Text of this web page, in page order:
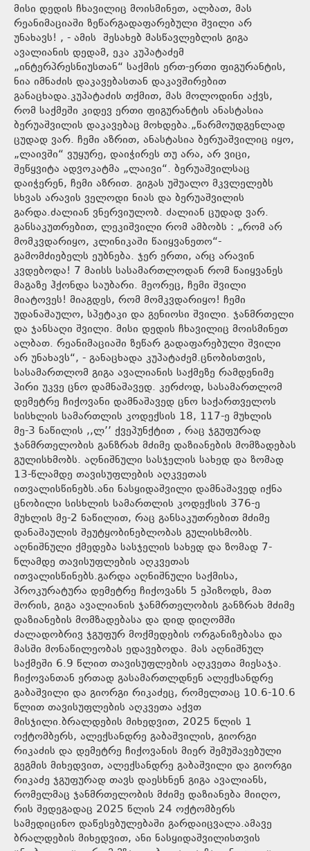
მისი დედის ჩხავილიც მოისმინეთ, ალბათ, მას
რეანიმაციაში ზეწარგადაფარებული შვილი არ
უნახავს! , - ამის შესახებ მასწავლებლის გიგა
ავალიანის დედამ, ეკა კუპატაძემ
„ინტერპრესნიუსთან“ საქმის ერთ-ერთი ფიგურანტის,
ნია იმნაძის დაკავებასთან დაკავშირებით
განაცხადა.კუპატაძის თქმით, მას მოლოდინი აქვს,
რომ საქმეში კიდევ ერთი ფიგურანტის ანასტასია
ბერუაშვილის დაკავებაც მოხდება.„წარმოუდგენლად
ცუდად ვარ. ჩემი აზრით, ანასტასია ბერუაშვილიც იყო,
„ლაივში“ ვუყურე, დაიჭირეს თუ არა, არ ვიცი,
შეწყვიტა ადვოკატმა „ლაივი“. ბერუაშვილსაც
დაიჭერენ, ჩემი აზრით. გიგას უშუალო მკვლელებს
სხვას არავის ველოდი ნიას და ბერუაშვილის
გარდა.ძალიან ვნერვიულობ. ძალიან ცუდად ვარ.
განსაკუთრებით, ლეკიშვილი რომ ამბობს : „რომ არ
მომკვდარიყო, კლინიკაში წაიყვანეთო“-
გამომძიებელს ეუბნება. ჯერ ერთი, არც არავინ
კვდებოდა! 7 მაისს სასამართლოდან რომ წაიყვანეს
მაგაზე ჰქონდა საუბარი. მეორეც, ჩემი შვილი
მიატოვეს! მიაგდეს, რომ მომკვდარიყო! ჩემი
უდანაშაულო, სპეტაკი და გენიოსი შვილი. ჯანმრთელი
და ჯანსაღი შვილი. მისი დედის ჩხავილიც მოისმინეთ
ალბათ. რეანიმაციაში ზეწარ გადაფარებული შვილი
არ უნახავს“, - განაცხადა კუპატაძემ.ცნობისთვის,
სასამართლომ გიგა ავალიანის საქმეზე რამდენიმე
პირი უკვე ცნო დამნაშავედ. კერძოდ, სასამართლომ
დემეტრე ჩიქოვანი დამნაშავედ ცნო საქართველოს
სისხლის სამართლის კოდექსის 18, 117-ე მუხლის
მე-3 ნაწილის ,,ლ’’ ქვეპუნქტით , რაც ჯგუფურად
ჯანმრთელობის განზრახ მძიმე დაზიანების მომზადებას
გულისხმობს. აღნიშნული სასჯელის სახედ და ზომად
13-წლამდე თავისუფლების აღკვეთას
ითვალისწინებს.ანი ნასყიდაშვილი დამნაშავედ იქნა
ცნობილი სისხლის სამართლის კოდექსის 376-ე
მუხლის მე-2 ნაწილით, რაც განსაკუთრებით მძიმე
დანაშაულის შეუტყობინებლობას გულისხმობს.
აღნიშნული ქმედება სასჯელის სახედ და ზომად 7-
წლამდე თავისუფლების აღკვეთას
ითვალისწინებს.გარდა აღნიშნული საქმისა,
პროკურატურა დემეტრე ჩიქოვანს 5 ეპიზოდს, მათ
შორის, გიგა ავალიანის ჯანმრთელობის განზრახ მძიმე
დაზიანების მომზადებასა და დიდ დიღომში
ძალადობრივ ჯგუფურ მოქმედების ორგანიზებასა და
მასში მონაწილეობას ედავებოდა. მას აღნიშნულ
საქმეში 6.9 წლით თავისუფლების აღკვეთა მიესაჯა.
ჩიქოვანთან ერთად გასამართლდნენ ალექსანდრე
გაბაშვილი და გიორგი რიკაძეც, რომელთაც 10.6-10.6
წლით თავისუფლების აღკვეთა აქვთ
მისჯილი.ბრალდების მიხედვით, 2025 წლის 1
ოქტომბერს, ალექსანდრე გაბაშვილის, გიორგი
რიკაძის და დემეტრე ჩიქოვანის მიერ შემუშავებული
გეგმის მიხედვით, ალექსანდრე გაბაშვილი და გიორგი
რიკაძე ჯგუფურად თავს დაესხნენ გიგა ავალიანს,
რომელმაც ჯანმრთელობის მძიმე დაზიანება მიიღო,
რის შედეგადაც 2025 წლის 24 ოქტომბერს
სამედიცინო დაწესებულებაში გარდაიცვალა.ამავე
ბრალდების მიხედვით, ანი ნასყიდაშვილისთვის